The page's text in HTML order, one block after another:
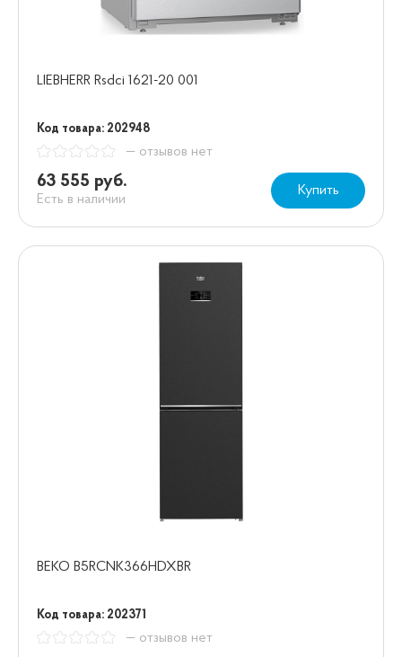
LIEBHERR Rsdci 1621-20 001
Код товара: 202948
— отзывов нет
63 555 руб.
Есть в наличии
Купить
BEKO B5RCNK366HDXBR
Код товара: 202371
— отзывов нет